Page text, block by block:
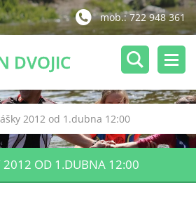
mob.: 722 948 361
DVOJIC
2012 od 1.dubna 12:00
2012 OD 1.DUBNA 12:00